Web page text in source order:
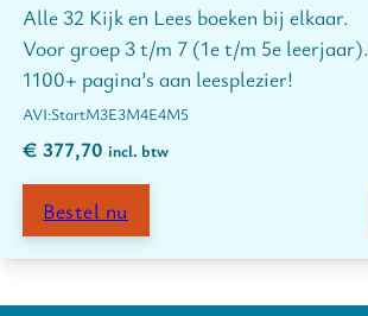
Alle 32 Kijk en Lees boeken bij elkaar.
Voor groep 3 t/m 7 (1e t/m 5e leerjaar).
1100+ pagina’s aan leesplezier!
StartM3E3M4E4M5
€ 377,70 incl. btw
Bestel nu